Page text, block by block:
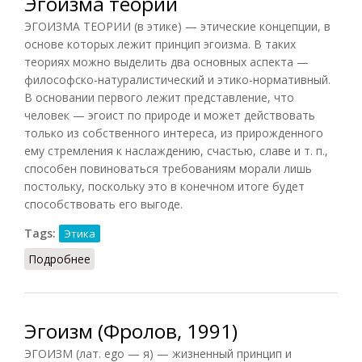
ЭГОИЗМА ТЕОРИИ (в этике) — этические концепции, в
основе которых лежит принцип эгоизма. В таких
теориях можно выделить два основных аспекта —
философско-натуралистический и этико-нормативный.
В основании первого лежит представление, что
человек — эгоист по природе и может действовать
только из собственного интереса, из прирожденного
ему стремления к наслаждению, счастью, славе и т. п.,
способен повиноваться требованиям морали лишь
постольку, поскольку это в конечном итоге будет
способствовать его выгоде.
Tags:
Этика
Подробнее
Эгоизм (Фролов, 1991)
ЭГОИЗМ (лат. ego — я) — жизненный принцип и